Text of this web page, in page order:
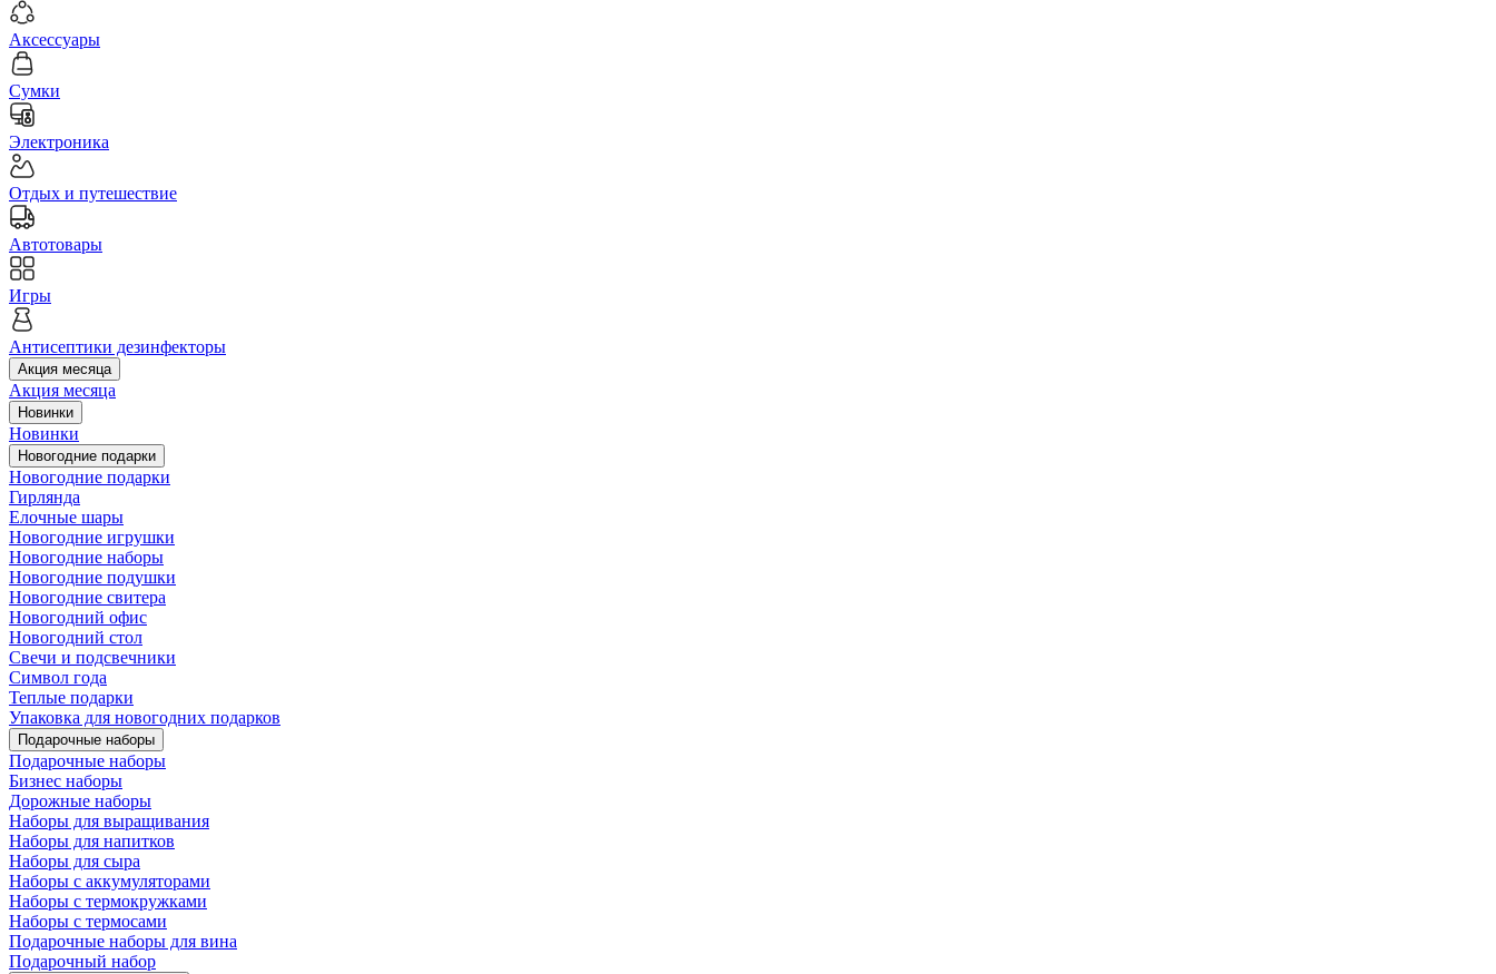
Аксессуары
Сумки
Электроника
Отдых и путешествие
Автотовары
Игры
Антисептики дезинфекторы
Акция месяца
Акция месяца
Новинки
Новинки
Новогодние подарки
Новогодние подарки
Гирлянда
Елочные шары
Новогодние игрушки
Новогодние наборы
Новогодние подушки
Новогодние свитера
Новогодний офис
Новогодний стол
Свечи и подсвечники
Символ года
Теплые подарки
Упаковка для новогодних подарков
Подарочные наборы
Подарочные наборы
Бизнес наборы
Дорожные наборы
Наборы для выращивания
Наборы для напитков
Наборы для сыра
Наборы с аккумуляторами
Наборы с термокружками
Наборы с термосами
Подарочные наборы для вина
Подарочный набор